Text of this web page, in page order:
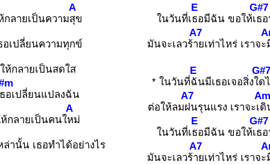
กลายเป็นความ
A
สุข
อเปลี่ยนความทุกข์
ให้กลายเป็นสดใส
ธอเปลี่ยนแปลงฉัน
กลายเป็นคนใ
A
หม่
ล่านั้น เธอทำได้อย่างไร
ในวันที่เ
E
ธอมีฉัน ขอให้เ
G#7
ธ
มันจะเลวร้
A7
ายเท่าไหร่ เราจะ
* ในวันที่
E
ฉันมีเธอเจอสิ่งใ
G#7
ด
ต่อให้ลม
A7
ฝนรุนแรง เราจะเ
Am
ดิ
ในวันที่เ
E
ธอมีฉัน ขอให้เ
G#7
ธ
มันจะเลวร้
A7
ายเท่าไหร่ เราจะ